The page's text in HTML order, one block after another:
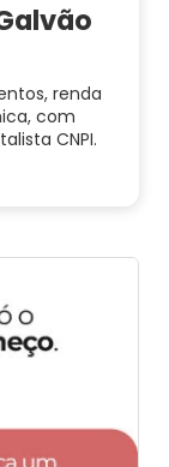
renda
com
CNPI.